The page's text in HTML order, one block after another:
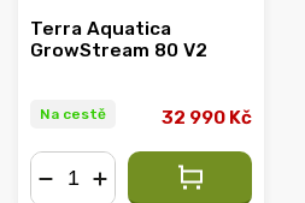
Terra Aquatica
GrowStream 80 V2
Na cestě 32 990 Kč